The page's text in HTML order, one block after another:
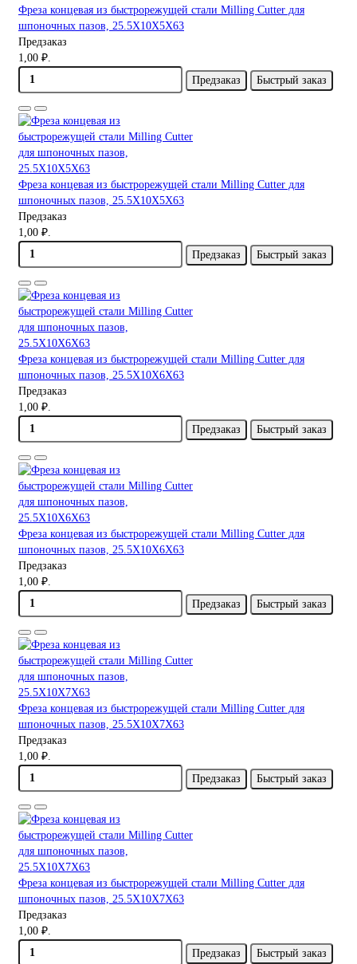
Фреза концевая из быстрорежущей стали Milling Cutter для
шпоночных пазов, 25.5X10X5X63
Предзаказ
1,00 ₽.
Предзаказ
Быстрый заказ
Фреза концевая из быстрорежущей стали Milling Cutter для
шпоночных пазов, 25.5X10X5X63
Предзаказ
1,00 ₽.
Предзаказ
Быстрый заказ
Фреза концевая из быстрорежущей стали Milling Cutter для
шпоночных пазов, 25.5X10X6X63
Предзаказ
1,00 ₽.
Предзаказ
Быстрый заказ
Фреза концевая из быстрорежущей стали Milling Cutter для
шпоночных пазов, 25.5X10X6X63
Предзаказ
1,00 ₽.
Предзаказ
Быстрый заказ
Фреза концевая из быстрорежущей стали Milling Cutter для
шпоночных пазов, 25.5X10X7X63
Предзаказ
1,00 ₽.
Предзаказ
Быстрый заказ
Фреза концевая из быстрорежущей стали Milling Cutter для
шпоночных пазов, 25.5X10X7X63
Предзаказ
1,00 ₽.
Предзаказ
Быстрый заказ